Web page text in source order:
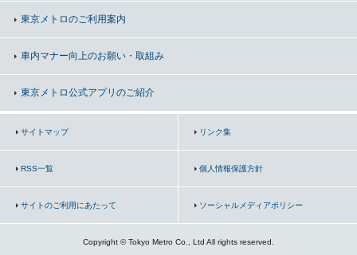
東京メトロのご利用案内
車内マナー向上のお願い・取組み
東京メトロ公式アプリのご紹介
サイトマップ リンク集
RSS一覧 個人情報保護方針
サイトのご利用にあたって ソーシャルメディアポリシー
Copyright © Tokyo Metro Co., Ltd All rights reserved.